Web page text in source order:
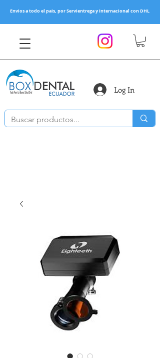
Envios a todo el pais, por Servientrega y Internacional con DHL
Log In